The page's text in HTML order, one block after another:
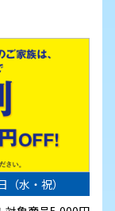
水・祝）